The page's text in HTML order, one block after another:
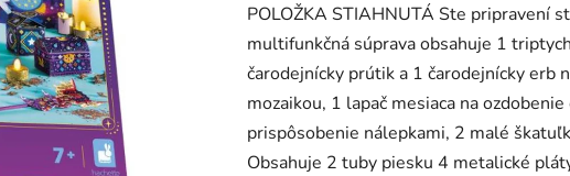
je
0,0
z
5
hviezdičiek.
POLOŽKA STIAHNUTÁ Ste pripravení
multifunkčná súprava obsahuje 1
čarodejnícky prútik a 1 čarodejnícky erb
mozaikou, 1 lapač mesiaca na
prispôsobenie nálepkami, 2 malé
Obsahuje 2 tuby piesku 4 metalické